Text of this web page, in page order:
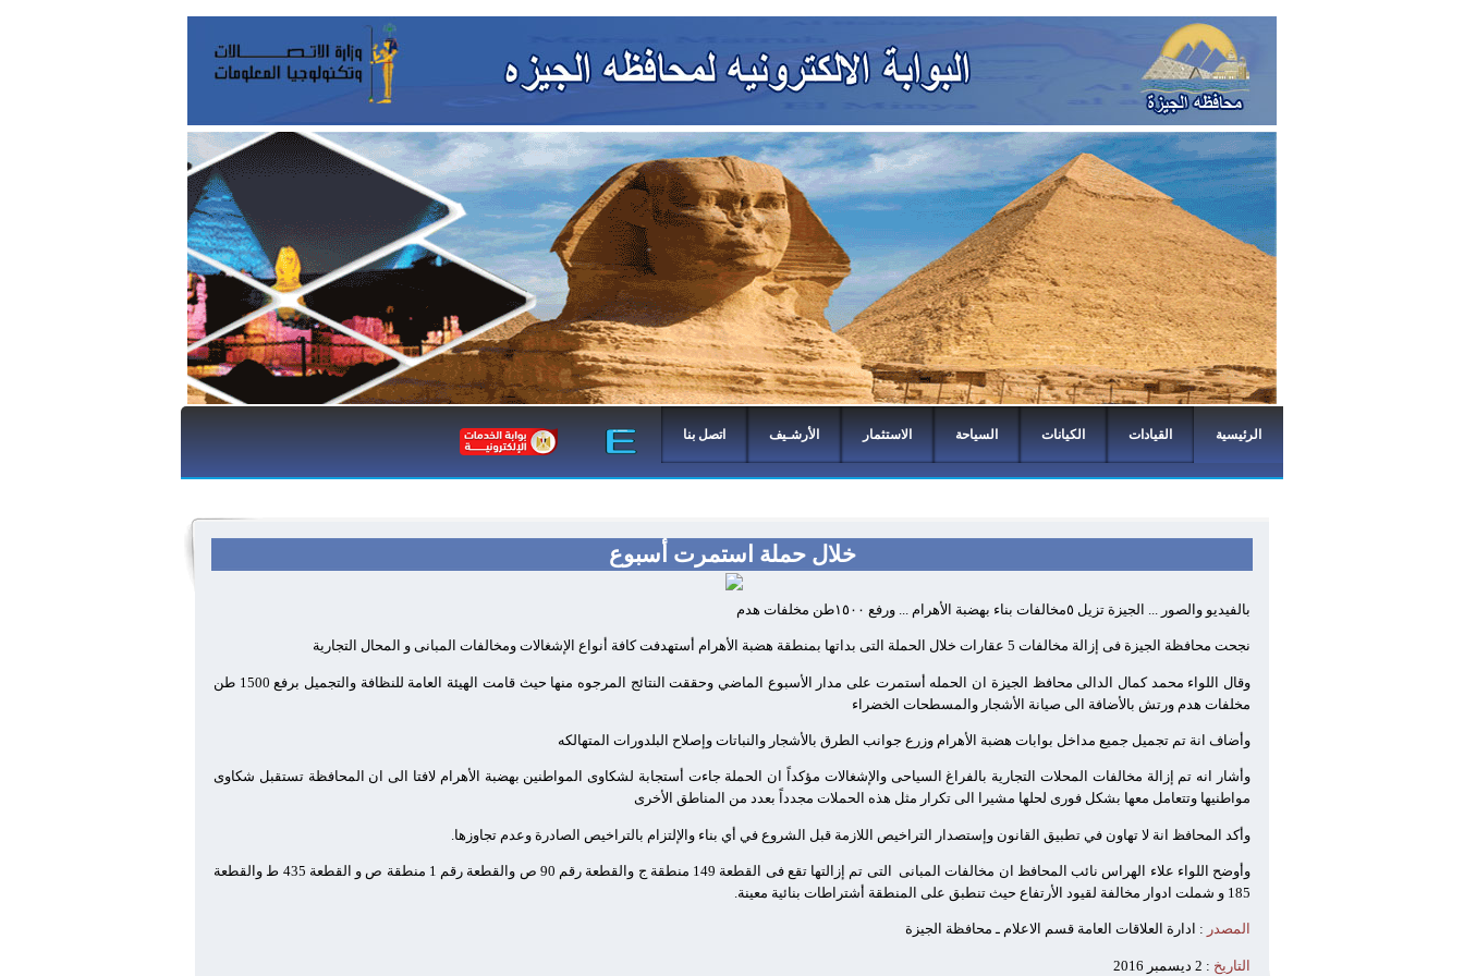
الرئيسية القيادات الكيانات السياحة الاستثمار الأرشـيف اتصل بنا
خلال حملة استمرت أسبوع
بالفيديو والصور ... الجيزة تزيل ٥مخالفات بناء بهضبة الأهرام ... ورفع ١٥٠٠طن مخلفات هدم
نجحت محافظة الجيزة فى إزالة مخالفات 5 عقارات خلال الحملة التى بداتها بمنطقة هضبة الأهرام أستهدفت كافة أنواع الإشغالات ومخالفات المبانى و المحال التجارية
وقال اللواء محمد كمال الدالى محافظ الجيزة ان الحمله أستمرت على مدار الأسبوع الماضي وحققت النتائج المرجوه منها حيث قامت الهيئة العامة للنظافة والتجميل برفع 1500 طن
مخلفات هدم ورتش بالأضافة الى صيانة الأشجار والمسطحات الخضراء
وأضاف انة تم تجميل جميع مداخل بوابات هضبة الأهرام وزرع جوانب الطرق بالأشجار والنباتات وإصلاح البلدورات المتهالكه
وأشار انه تم إزالة مخالفات المحلات التجارية بالفراغ السياحى والإشغالات مؤكداً ان الحملة جاءت أستجابة لشكاوى المواطنين بهضبة الأهرام لافتا الى ان المحافظة تستقبل شكاوى
مواطنيها وتتعامل معها بشكل فورى لحلها مشيرا الى تكرار مثل هذه الحملات مجدداً بعدد من المناطق الأخرى
وأكد المحافظ انة لا تهاون في تطبيق القانون وإستصدار التراخيص اللازمة قبل الشروع في أي بناء والإلتزام بالتراخيص الصادرة وعدم تجاوزها.
وأوضح اللواء علاء الهراس نائب المحافظ ان مخالفات المبانى
التى تم إزالتها تقع فى القطعة 149 منطقة ج والقطعة رقم 90 ص والقطعة رقم 1 منطقة ص و القطعة 435 ط والقطعة
185 و شملت ادوار مخالفة لقيود الأرتفاع حيث تنطبق على المنطقة أشتراطات بنائية معينة.
المصدر : ادارة العلاقات العامة قسم الاعلام ـ محافظة الجيزة
التاريخ : 2 ديسمبر 2016